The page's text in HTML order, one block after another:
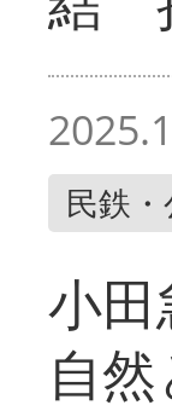
民鉄
小
自